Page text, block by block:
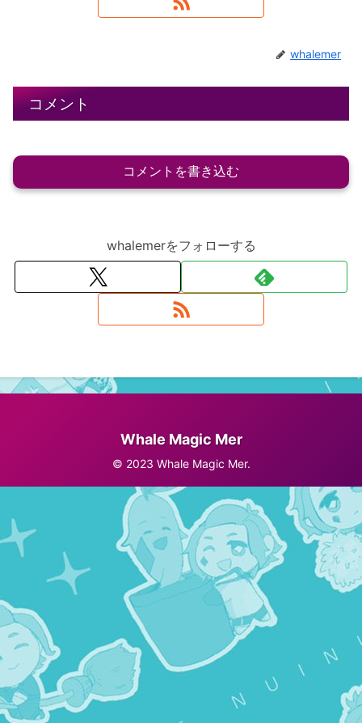
whalemer
コメント
コメントを書き込む
whalemerをフォローする
Whale Magic Mer
© 2023 Whale Magic Mer.